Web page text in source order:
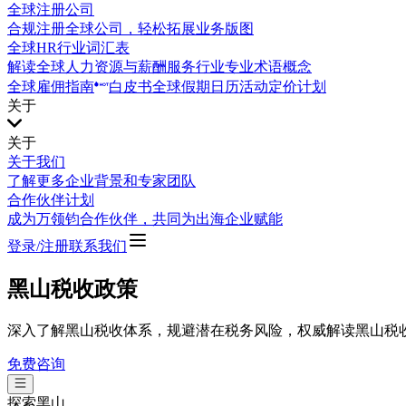
全球注册公司
合规注册全球公司，轻松拓展业务版图
全球HR行业词汇表
解读全球人力资源与薪酬服务行业专业术语概念
全球雇佣指南
白皮书全球假期日历活动定价计划
关于
关于
关于我们
了解更多企业背景和专家团队
合作伙伴计划
成为万领钧合作伙伴，共同为出海企业赋能
登录/注册联系我们
黑山税收政策
深入了解黑山税收体系，规避潜在税务风险，权威解读黑山税
免费咨询